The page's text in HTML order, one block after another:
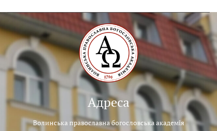
Адреса
Волинська православна богословська академія